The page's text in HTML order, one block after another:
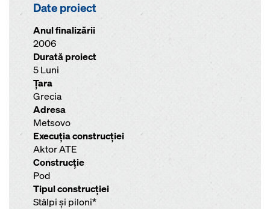
Date proiect
Anul finalizării
2006
Durată proiect
5 Luni
Ţara
Grecia
Adresa
Metsovo
Execuţia construcţiei
Aktor ATE
Construcţie
Pod
Tipul construcţiei
Stâlpi şi piloni*